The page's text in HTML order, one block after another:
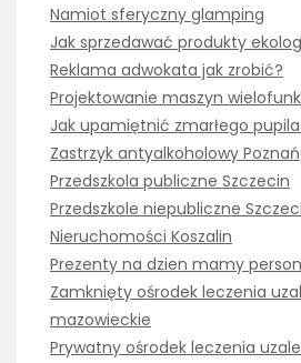
Namiot sferyczny glamping
Jak sprzedawać produkty
Reklama adwokata jak zrobić?
Projektowanie maszyn
Jak upamiętnić zmarłego
Zastrzyk antyalkoholowy Poznań
Przedszkola publiczne Szczecin
Przedszkole niepubliczne
Nieruchomości Koszalin
Prezenty na dzien mamy
Zamknięty ośrodek leczenia
mazowieckie
Prywatny ośrodek leczenia